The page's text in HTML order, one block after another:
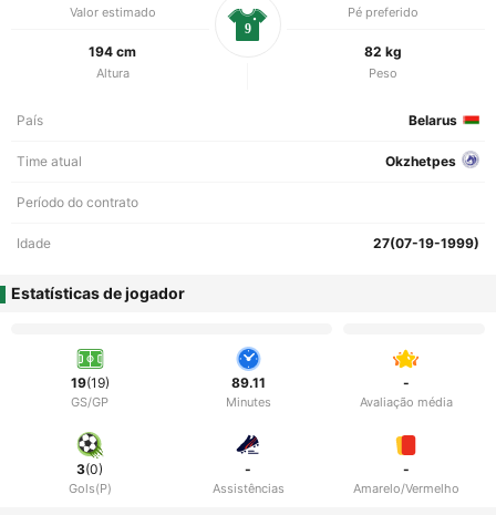
Valor estimado Pé preferido
194 cm
Altura
82 kg
Peso
9
País Belarus
Time atual Okzhetpes
Período do contrato
Idade 27(07-19-1999)
Estatísticas de jogador
19(19)
GS/GP
89.11
Minutes
-
Avaliação média
3(0)
Gols(P)
-
Assistências
-
Amarelo/Vermelho